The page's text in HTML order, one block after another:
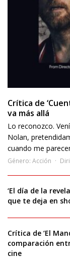
Crítica de
va más allá
Lo reconozco.
Nolan,
cuando me
Género: Acción
‘El día de la
que te deja en
Crítica de ‘El
comparación
cine